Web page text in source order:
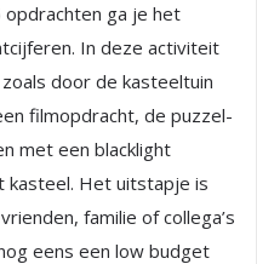
opdrachten ga je het
In deze activiteit
door de kasteeltuin
filmopdracht, de puzzel-
met een blacklight
kasteel. Het uitstapje is
familie of collega’s
eens een low budget